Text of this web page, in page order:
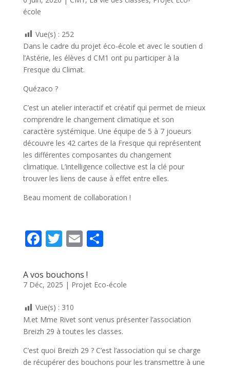
o
k
école
Vue(s) : 252
Dans le cadre du projet éco-école et avec le soutien d
l’Astérie, les élèves d CM1 ont pu participer à la
Fresque du Climat.
Quézaco ?
C’est un atelier interactif et créatif qui permet de mieux
comprendre le changement climatique et son
caractère systémique. Une équipe de 5 à 7 joueurs
découvre les 42 cartes de la Fresque qui représentent
les différentes composantes du changement
climatique. L’intelligence collective est la clé pour
trouver les liens de cause à effet entre elles.
Beau moment de collaboration !
F
e
b
o
o
k
T
itt
er
E
ai
l
P
g
A vos bouchons !
7 Déc, 2025 | Projet Eco-école
Vue(s) : 310
M.et Mme Rivet sont venus présenter l’association
Breizh 29 à toutes les classes.
C’est quoi Breizh 29 ? C’est l’association qui se charge
de récupérer des bouchons pour les transmettre à une